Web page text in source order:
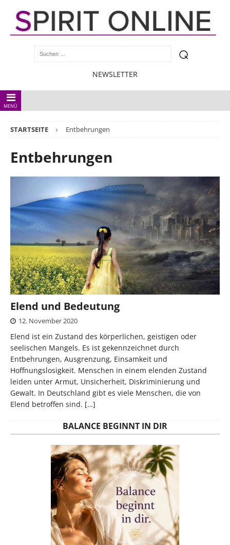
NEWSLETTER
MENÜ
STARTSEITE Entbehrungen
Entbehrungen
Elend und Bedeutung
12. November 2020
Elend ist ein Zustand des körperlichen, geistigen oder
seelischen Mangels. Es ist gekennzeichnet durch
Entbehrungen, Ausgrenzung, Einsamkeit und
Hoffnungslosigkeit. Menschen in einem elenden Zustand
leiden unter Armut, Unsicherheit, Diskriminierung und
Gewalt. In Deutschland gibt es viele Menschen, die von
Elend betroffen sind. […]
BALANCE BEGINNT IN DIR